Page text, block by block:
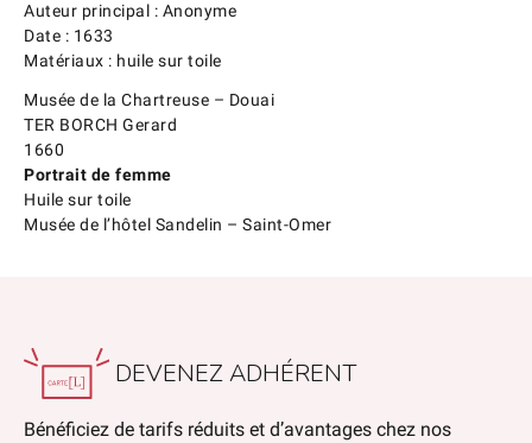
Auteur principal : Anonyme
Date : 1633
Matériaux : huile sur toile
Musée de la Chartreuse – Douai
TER BORCH Gerard
1660
Portrait de femme
Huile sur toile
Musée de l’hôtel Sandelin – Saint-Omer
DEVENEZ ADHÉRENT
Bénéficiez de tarifs réduits et d’avantages chez nos